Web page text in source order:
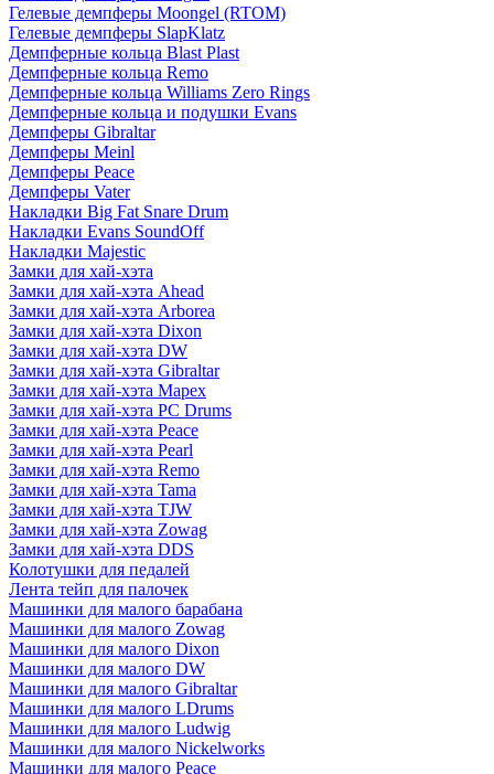
Гелевые демпферы Moongel (RTOM)
Гелевые демпферы SlapKlatz
Демпферные кольца Blast Plast
Демпферные кольца Remo
Демпферные кольца Williams Zero Rings
Демпферные кольца и подушки Evans
Демпферы Gibraltar
Демпферы Meinl
Демпферы Peace
Демпферы Vater
Накладки Big Fat Snare Drum
Накладки Evans SoundOff
Накладки Majestic
Замки для хай-хэта
Замки для хай-хэта Ahead
Замки для хай-хэта Arborea
Замки для хай-хэта Dixon
Замки для хай-хэта DW
Замки для хай-хэта Gibraltar
Замки для хай-хэта Mapex
Замки для хай-хэта PC Drums
Замки для хай-хэта Peace
Замки для хай-хэта Pearl
Замки для хай-хэта Remo
Замки для хай-хэта Tama
Замки для хай-хэта TJW
Замки для хай-хэта Zowag
Замки для хай-хэта DDS
Колотушки для педалей
Лента тейп для палочек
Машинки для малого барабана
Машинки для малого Zowag
Машинки для малого Dixon
Машинки для малого DW
Машинки для малого Gibraltar
Машинки для малого LDrums
Машинки для малого Ludwig
Машинки для малого Nickelworks
Машинки для малого Peace